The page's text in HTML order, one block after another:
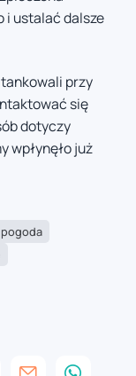
i ustalać dalsze
przy
się
dotyczy
wpłynęło już
pogoda